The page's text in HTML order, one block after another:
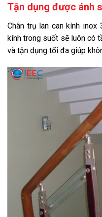
Tận dụng được ánh
Chân trụ lan can kính
kính trong suốt sẽ luôn có
và tận dụng tối đa giúp